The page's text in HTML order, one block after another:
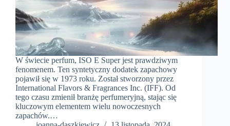
W świecie perfum, ISO E Super jest prawdziwym
fenomenem. Ten syntetyczny dodatek zapachowy
pojawił się w 1973 roku. Został stworzony przez
International Flavors & Fragrances Inc. (IFF). Od
tego czasu zmienił branżę perfumeryjną, stając się
kluczowym elementem wielu nowoczesnych
zapachów.…